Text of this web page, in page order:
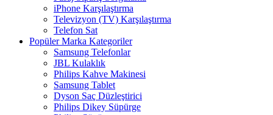
iPhone Karşılaştırma
Televizyon (TV) Karşılaştırma
Telefon Sat
Popüler Marka Kategoriler
Samsung Telefonlar
JBL Kulaklık
Philips Kahve Makinesi
Samsung Tablet
Dyson Saç Düzleştirici
Philips Dikey Süpürge